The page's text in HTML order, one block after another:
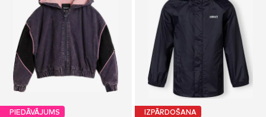
PIEDĀVĀJUMS IZPĀRDOŠANA